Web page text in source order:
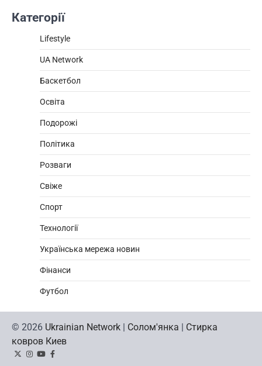
Категорії
Lifestyle
UA Network
Баскетбол
Освіта
Подорожі
Політика
Розваги
Свіже
Спорт
Технології
Українська мережа новин
Фінанси
Футбол
© 2026 Ukrainian Network | Солом'янка | Стирка
ковров Киев
TwitterInstagram
YouTubeFacebook